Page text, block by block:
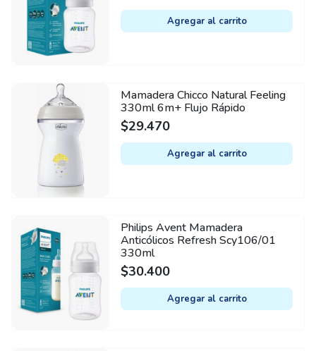
Agregar al carrito
Mamadera Chicco Natural Feeling
330ml 6m+ Flujo Rápido
$29.470
Agregar al carrito
Philips Avent Mamadera
Anticólicos Refresh Scy106/01
330ml
$30.400
Agregar al carrito